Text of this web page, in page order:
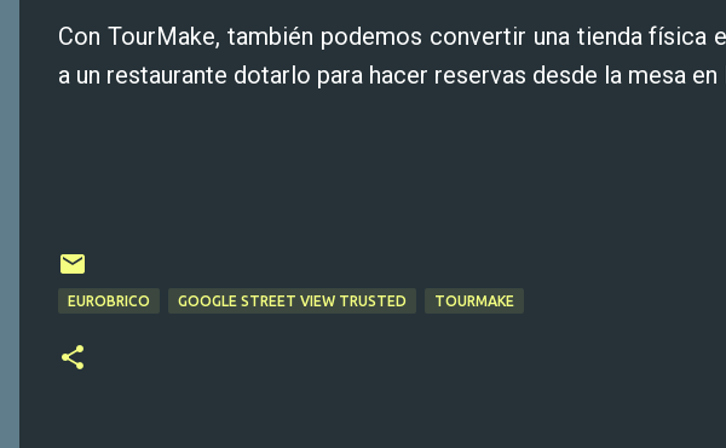
Con TourMake, también podemos convertir una tienda física
a un restaurante dotarlo para hacer reservas desde la mesa
EUROBRICO GOOGLE STREET VIEW TRUSTED TOURMAKE